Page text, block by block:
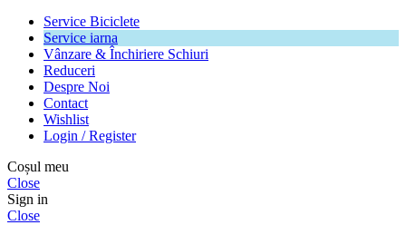
Service Biciclete
Service iarna
Vânzare & Închiriere Schiuri
Reduceri
Despre Noi
Contact
Wishlist
Login / Register
Coșul meu
Close
Sign in
Close